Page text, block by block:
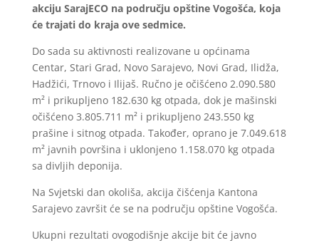
akciju SarajECO na području opštine Vogošća, koja
će trajati do kraja ove sedmice.
Do sada su aktivnosti realizovane u općinama
Centar, Stari Grad, Novo Sarajevo, Novi Grad, Ilidža,
Hadžići, Trnovo i Ilijaš. Ručno je očišćeno 2.090.580
m² i prikupljeno 182.630 kg otpada, dok je mašinski
očišćeno 3.805.711 m² i prikupljeno 243.550 kg
prašine i sitnog otpada. Također, oprano je 7.049.618
m² javnih površina i uklonjeno 1.158.070 kg otpada
sa divljih deponija.
Na Svjetski dan okoliša, akcija čišćenja Kantona
Sarajevo završit će se na području opštine Vogošća.
Ukupni rezultati ovogodišnje akcije bit će javno